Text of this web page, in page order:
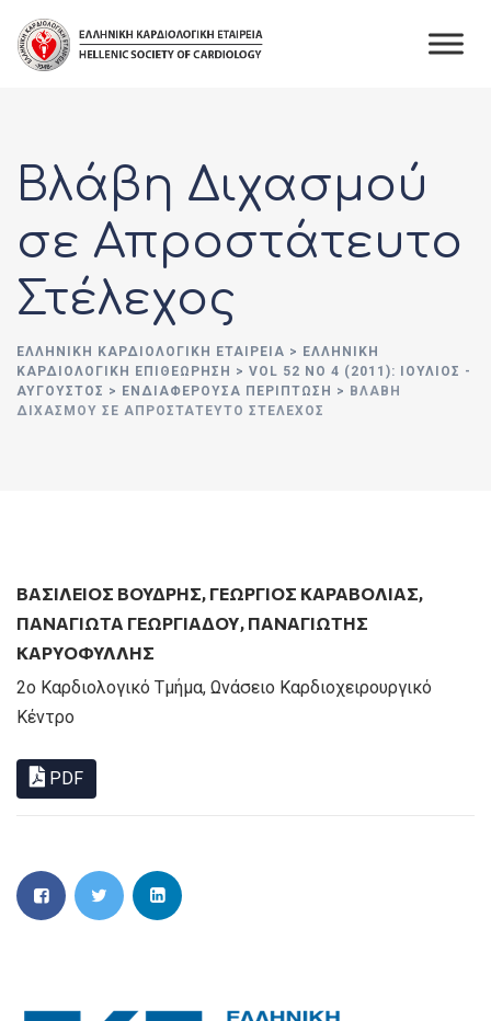
content
Βλάβη Διχασμού
σε Απροστάτευτο
Στέλεχος
ΕΛΛΗΝΙΚΉ ΚΑΡΔΙΟΛΟΓΙΚΉ ΕΤΑΙΡΕΊΑ > ΕΛΛΗΝΙΚΗ
ΚΑΡΔΙΟΛΟΓΙΚΗ ΕΠΙΘΕΩΡΗΣΗ > VOL 52 NO 4 (2011): ΙΟΎΛΙΟΣ -
ΑΎΓΟΥΣΤΟΣ > ΕΝΔΙΑΦΕΡΟΥΣΑ ΠΕΡΙΠΤΩΣΗ > ΒΛΆΒΗ
ΔΙΧΑΣΜΟΎ ΣΕ ΑΠΡΟΣΤΆΤΕΥΤΟ ΣΤΈΛΕΧΟΣ
ΒΑΣΊΛΕΙΟΣ ΒΟΎΔΡΗΣ, ΓΕΏΡΓΙΟΣ ΚΑΡΑΒΌΛΙΑΣ,
ΠΑΝΑΓΙΩΤΑ ΓΕΩΡΓΙΑΔΟΥ, ΠΑΝΑΓΙΩΤΗΣ
ΚΑΡΥΟΦΥΛΛΗΣ
2ο Καρδιολογικό Τμήμα, Ωνάσειο Καρδιοχειρουργικό
Κέντρο
PDF